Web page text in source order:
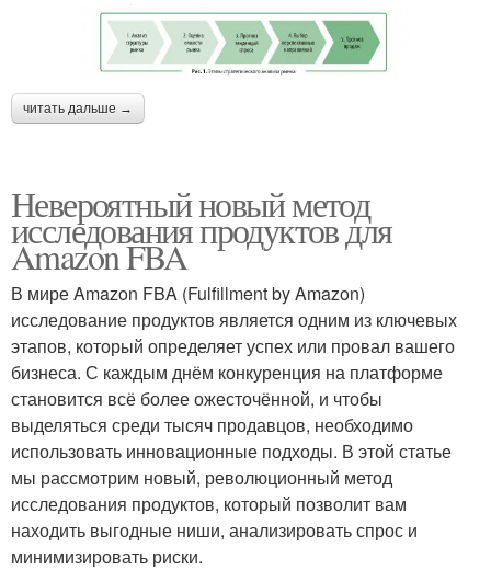
читать дальше →
Невероятный новый метод
исследования продуктов для
Amazon FBA
В мире Amazon FBA (Fulfillment by Amazon)
исследование продуктов является одним из ключевых
этапов, который определяет успех или провал вашего
бизнеса. С каждым днём конкуренция на платформе
становится всё более ожесточённой, и чтобы
выделяться среди тысяч продавцов, необходимо
использовать инновационные подходы. В этой статье
мы рассмотрим новый, революционный метод
исследования продуктов, который позволит вам
находить выгодные ниши, анализировать спрос и
минимизировать риски.